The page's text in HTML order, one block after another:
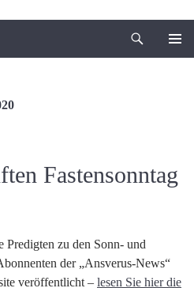
Fastensonntag
Predigten zu den Sonn- und
der „Ansverus-News“
veröffentlicht – lesen Sie hier die